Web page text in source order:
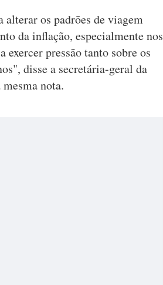
os padrões de viagem
da inflação, especialmente nos
pressão tanto sobre os
disse a secretária-geral da
nota.